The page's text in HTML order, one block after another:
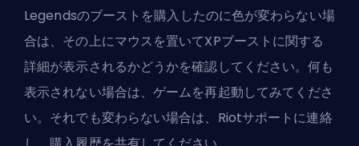
Legendsのブーストを購入したのに色が変わらない場
合は、その上にマウスを置いてXPブーストに関する
詳細が表示されるかどうかを確認してください。何も
表示されない場合は、ゲームを再起動してみてくださ
い。それでも変わらない場合は、 Riotサポート に連絡